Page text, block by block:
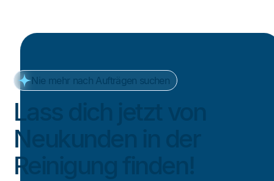
Nie mehr nach Aufträgen suchen
Lass dich jetzt von
Neukunden in der
Reinigung finden!